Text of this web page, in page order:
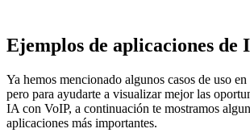
Ejemplos de aplicaciones de
Ya hemos mencionado algunos casos de uso
pero para ayudarte a visualizar mejor las
IA con VoIP, a continuación te mostramos
aplicaciones más importantes.